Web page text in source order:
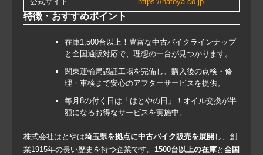
特徴・おすすめポイント
在庫1,500台以上！豊富な中古バイクラインナップ
と全国通販対応で、理想の一台が見つかります。
関東運輸局認証工場を完備し、購入後の点検・修
理・車検まで安心のアフターサービスを提供。
毎月8の付く日は「はとやの日」！オイル交換が半
額になるお得なサービスを実施中。
株式会社はとやは埼玉県を拠点に中古バイク販売を展開 し、創
業1915年の長い歴史を持つ企業です。 1500台以上の在庫と 全国